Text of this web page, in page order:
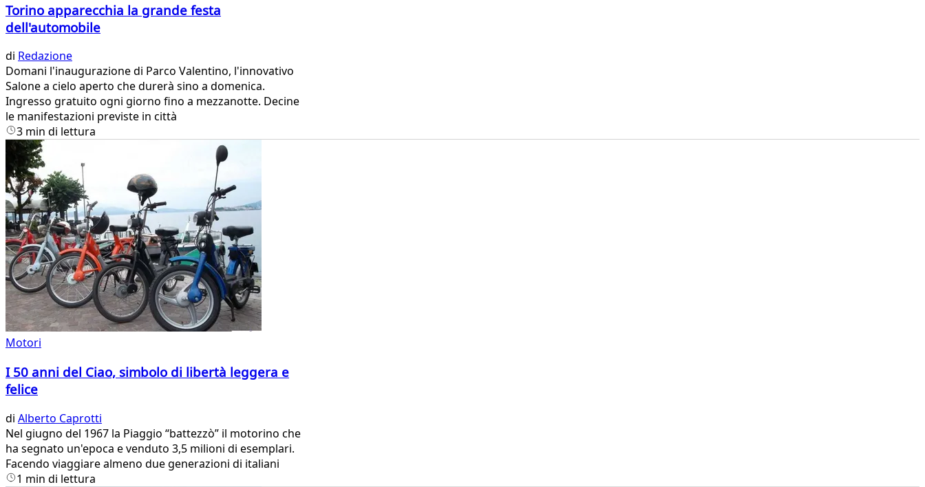
Torino apparecchia la grande festa
dell'automobile
di Redazione
Domani l'inaugurazione di Parco Valentino, l'innovativo
Salone a cielo aperto che durerà sino a domenica.
Ingresso gratuito ogni giorno fino a mezzanotte. Decine
le manifestazioni previste in città
3 min di lettura
Motori
I 50 anni del Ciao, simbolo di libertà leggera e
felice
di Alberto Caprotti
Nel giugno del 1967 la Piaggio “battezzò” il motorino che
ha segnato un'epoca e venduto 3,5 milioni di esemplari.
Facendo viaggiare almeno due generazioni di italiani
1 min di lettura